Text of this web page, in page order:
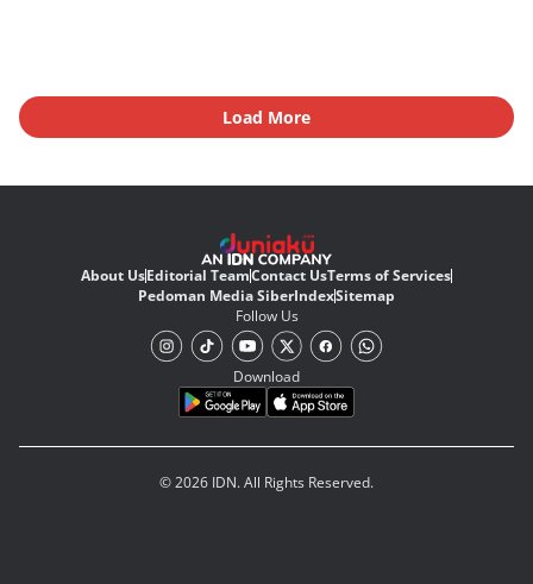
Load More
About UsEditorial TeamContact UsTerms of Services
Pedoman Media SiberIndexSitemap
Follow Us
Download
© 2026 IDN. All Rights Reserved.